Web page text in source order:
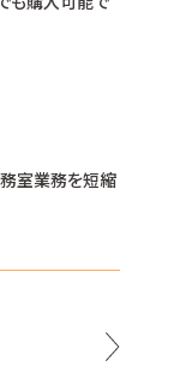
室業務を短縮